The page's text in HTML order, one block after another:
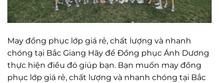
May đồng phục lớp giá rẻ, chất lượng và nhanh
chóng tại Bắc Giang Hãy để Đồng phục Ánh Dương
thực hiện điều đó giúp bạn. Bạn muốn may đồng
phục lớp giá rẻ, chất lượng và nhanh chóng tại Bắc